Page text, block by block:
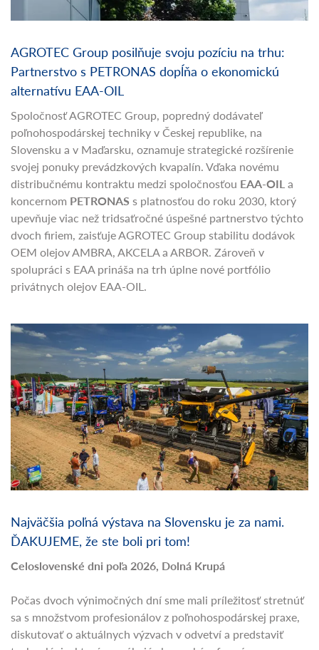
AGROTEC Group posilňuje svoju pozíciu na trhu:
Partnerstvo s PETRONAS dopĺňa o ekonomickú
Spoločnosť AGROTEC Group, popredný dodávateľ
poľnohospodárskej techniky v Českej republike, na
Slovensku a v Maďarsku, oznamuje strategické rozšírenie
svojej ponuky prevádzkových kvapalín. Vďaka novému
distribučnému kontraktu medzi spoločnosťouEAA-OILa
koncernomPETRONASs platnosťou do roku 2030, ktorý
upevňuje viac než tridsaťročné úspešné partnerstvo týchto
dvoch firiem, zaisťuje AGROTEC Group stabilitu dodávok
OEM olejov AMBRA, AKCELA a ARBOR. Zároveň v
spolupráci s EAA prináša na trh úplne nové portfólio
Najväčšia poľná výstava na Slovensku je za nami.
Počas dvoch výnimočných dní sme mali príležitosť stretnúť
sa s množstvom profesionálov z poľnohospodárskej praxe,